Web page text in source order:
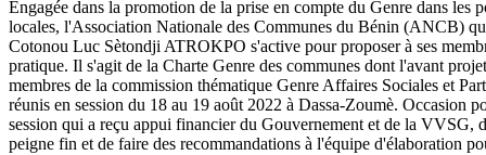
Engagée dans la promotion de la prise en compte du Genre dans les
locales, l'Association Nationale des Communes du Bénin (ANCB)
Cotonou Luc Sètondji ATROKPO s'active pour proposer à ses
pratique. Il s'agit de la Charte Genre des communes dont l'avant
membres de la commission thématique Genre Affaires Sociales et
réunis en session du 18 au 19 août 2022 à Dassa-Zoumè. Occasion
session qui a reçu appui financier du Gouvernement et de la VVSG,
peigne fin et de faire des recommandations à l'équipe d'élaboration